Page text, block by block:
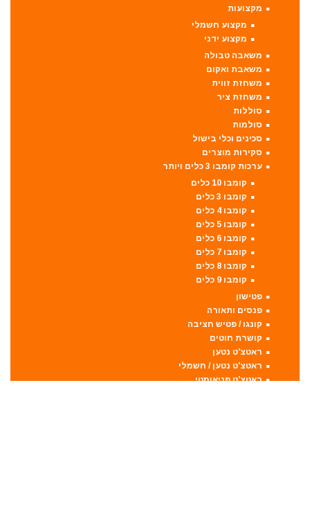
מקצועות
מקצוע חשמלי
מקצוע ידני
משאבה טבולה
משאבת ואקום
משחזת זווית
משחזת ציר
סוללות
סולמות
סכינים וכלי בישול
סקירות מוצרים
ערכות קומבו 3 כלים ויותר
קומבו 10 כלים
קומבו 3 כלים
קומבו 4 כלים
קומבו 5 כלים
קומבו 6 כלים
קומבו 7 כלים
קומבו 8 כלים
קומבו 9 כלים
פטישון
פנסים ותאורה
קונגו / פטיש חציבה
קושרת חוטים
ראטצ'ט נטען
ראטצ'ט נטען / חשמלי
ראטצ'ט פניאומטי